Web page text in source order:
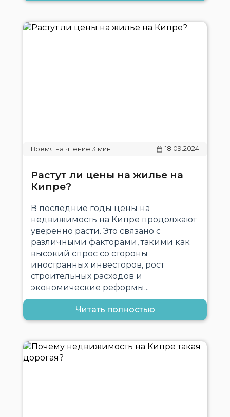
18.09.2024
Растут ли цены на жилье на
Кипре?
В последние годы цены на
недвижимость на Кипре продолжают
уверенно расти. Это связано с
различными факторами, такими как
высокий спрос со стороны
иностранных инвесторов, рост
строительных расходов и
экономические реформы...
Читать полностью